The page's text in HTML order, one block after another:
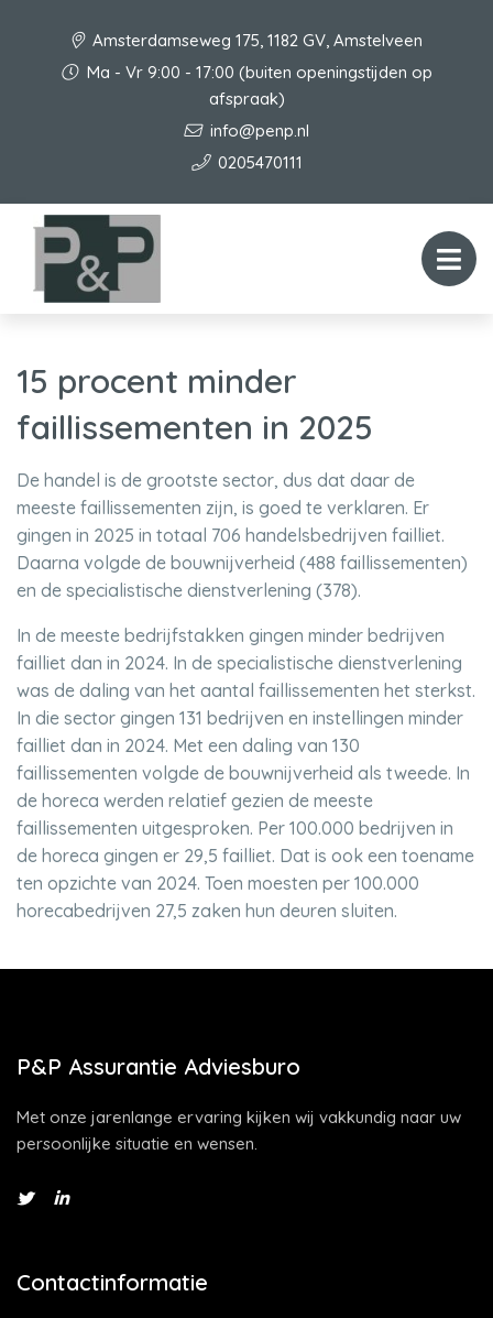
Amsterdamseweg 175, 1182 GV, Amstelveen
Ma - Vr 9:00 - 17:00 (buiten openingstijden op
afspraak)
info@penp.nl
0205470111
15 procent minder
faillissementen in 2025
De handel is de grootste sector, dus dat daar de
meeste faillissementen zijn, is goed te verklaren. Er
gingen in 2025 in totaal 706 handelsbedrijven failliet.
Daarna volgde de bouwnijverheid (488 faillissementen)
en de specialistische dienstverlening (378).
In de meeste bedrijfstakken gingen minder bedrijven
failliet dan in 2024. In de specialistische dienstverlening
was de daling van het aantal faillissementen het sterkst.
In die sector gingen 131 bedrijven en instellingen minder
failliet dan in 2024. Met een daling van 130
faillissementen volgde de bouwnijverheid als tweede. In
de horeca werden relatief gezien de meeste
faillissementen uitgesproken. Per 100.000 bedrijven in
de horeca gingen er 29,5 failliet. Dat is ook een toename
ten opzichte van 2024. Toen moesten per 100.000
horecabedrijven 27,5 zaken hun deuren sluiten.
P&P Assurantie Adviesburo
Met onze jarenlange ervaring kijken wij vakkundig naar uw
persoonlijke situatie en wensen.
Contactinformatie